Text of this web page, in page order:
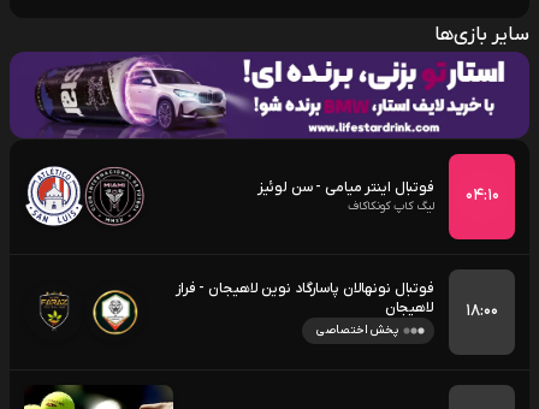
سایر بازی‌ها
۰۴:۱۰ فوتبال اینتر میامی - سن لوئیز
لیگ کاپ کونکاکاف
۱۸:۰۰
فوتبال نونهالان پاسارگاد نوین لاهیجان - فراز
لاهیجان
پخش اختصاصی